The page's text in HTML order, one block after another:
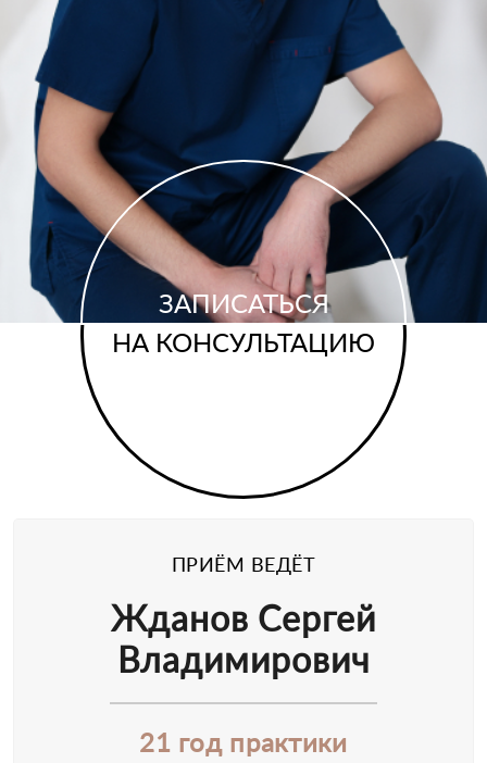
ЗАПИСАТЬСЯ
НА КОНСУЛЬТАЦИЮ
ПРИЁМ ВЕДЁТ
Жданов Сергей
Владимирович
21 год практики